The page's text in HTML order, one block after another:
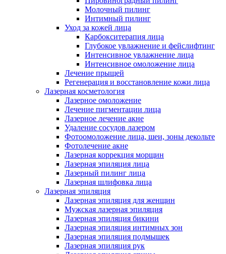
Молочный пилинг
Интимный пилинг
Уход за кожей лица
Карбокситерапия лица
Глубокое увлажнение и фейслифтинг
Интенсивное увлажнение лица
Интенсивное омоложение лица
Лечение прыщей
Регенерация и восстановление кожи лица
Лазерная косметология
Лазерное омоложение
Лечение пигментации лица
Лазерное лечение акне
Удаление сосудов лазером
Фотоомоложение лица, шеи, зоны декольте
Фотолечение акне
Лазерная коррекция морщин
Лазерная эпиляция лица
Лазерный пилинг лица
Лазерная шлифовка лица
Лазерная эпиляция
Лазерная эпиляция для женщин
Мужская лазерная эпиляция
Лазерная эпиляция бикини
Лазерная эпиляция интимных зон
Лазерная эпиляция подмышек
Лазерная эпиляция рук